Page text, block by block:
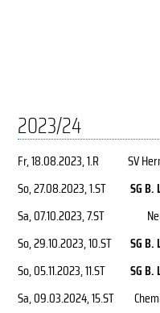
2023/24
Fr, 18.08.2023, 1.R SV
So, 27.08.2023, 1.ST SG B.
Sa, 07.10.2023, 7.ST
So, 29.10.2023, 10.ST SG B.
So, 05.11.2023, 11.ST SG B.
Sa, 09.03.2024, 15.ST